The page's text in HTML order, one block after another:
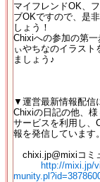
マイフレンドOK、
ブOKですので、是
しょう！
Chixiへの参加の第一
ぃやちなのイラスト
ましょう♪
▼運営最新情報配信
Chixiの日記の他、
サービスを利用し、
報を発信しています。
chixi.jp@mixiコミ
http://mixi.jp/